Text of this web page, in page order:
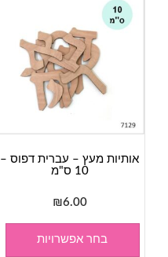
אותיות מעץ – עברית דפוס –
10 ס"מ
₪6.00
בחר אפשרויות